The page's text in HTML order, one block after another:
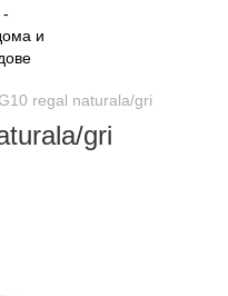
regal naturala/gri
gri